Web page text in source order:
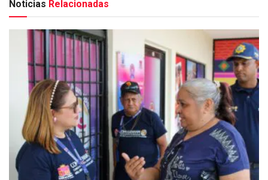
Noticias Relacionadas